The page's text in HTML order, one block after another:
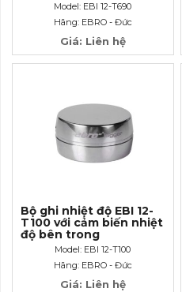
Model: EBI 12-T690
Hãng: EBRO - Đức
Giá: Liên hệ
Bộ ghi nhiệt độ EBI 12-
T100 với cảm biến nhiệt
độ bên trong
Model: EBI 12-T100
Hãng: EBRO - Đức
Giá: Liên hệ